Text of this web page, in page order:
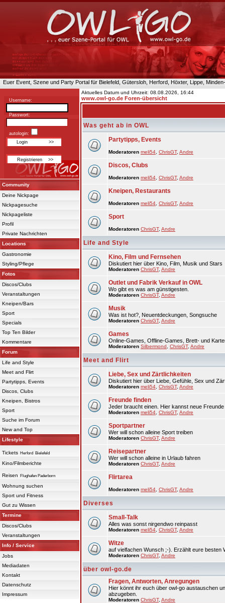
Euer Event, Szene und Party Portal für Bielefeld, Gütersloh, Herford, Höxter, Lippe,
Username:
Passwort:
autologin:
Community
Deine Nickpage
Nickpagesuche
Nickpageliste
Profil
Private Nachrichten
Locations
Gastronomie
Styling/Pflege
Fotos
Discos/Clubs
Veranstaltungen
Kneipen/Bars
Sport
Specials
Top Ten Bilder
Kommentare
Forum
Life and Style
Meet and Flirt
Partytipps, Events
Discos, Clubs
Kneipen, Bistros
Sport
Suche im Forum
New and Top
Lifestyle
Tickets Herford Bielefeld
Kino/Filmberichte
Reisen Flughafen Paderborn
Wohnung suchen
Sport und Fitness
Gut zu Wissen
Termine
Discos/Clubs
Veranstaltungen
Info / Service
Jobs
Mediadaten
Kontakt
Datenschutz
Impressum
Aktuelles Datum und Uhrzeit: 08.08.2026, 16:44
www.owl-go.de Foren-übersicht
Was geht ab in OWL
Partytipps, Events
Moderatoren meli54 ChrisGT, Andre
Discos, Clubs
Moderatoren meli54 ChrisGT, Andre
Kneipen, Restaurants
Moderatoren meli54 ChrisGT, Andre
Sport
Moderatoren ChrisGT, Andre
Life and Style
Kino, Film und Fernsehen
Diskutiert hier über Kino, Film, Musik und Stars
Moderatoren ChrisGT, Andre
Outlet und Fabrik Verkauf in OWL
Wo gibt es was am günstigesten.
Moderatoren ChrisGT, Andre
Musik
Was ist hot?, Neuentdeckungen, Songsuche
Moderatoren ChrisGT, Andre
Games
Online-Games, Offline-Games, Brett- und
Moderatoren Silbermond ChrisGT, Andre
Meet and Flirt
Liebe, Sex und Zärtlichkeiten
Diskutiert hier über Liebe, Gefühle, Sex und
Moderatoren meli54 ChrisGT, Andre
Freunde finden
Jeder braucht einen. Hier kannst neue Freunde
Moderatoren meli54 ChrisGT, Andre
Sportpartner
Wer will schon alleine Sport treiben
Moderatoren ChrisGT, Andre
Reisepartner
Wer will schon alleine in Urlaub fahren
Moderatoren ChrisGT, Andre
Flirtarea
Moderatoren meli54 ChrisGT, Andre
Diverses
Small-Talk
Alles was sonst nirgendwo reinpasst
Moderatoren meli54 ChrisGT, Andre
Witze
auf vielfachen Wunsch ;-). Erzählt eure besten
Moderatoren ChrisGT, Andre
über owl-go.de
Fragen, Antworten, Anregungen
Hier könnt ihr euch über owl-go austauschen
abzugeben.
Moderatoren ChrisGT, Andre